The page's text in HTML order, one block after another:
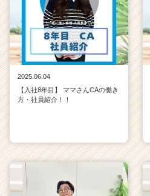
2025.06.04
【入社8年目】 ママさんCAの働き
方・社員紹介！！